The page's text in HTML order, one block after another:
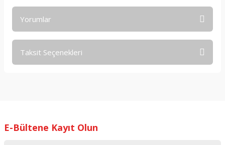
Yorumlar
Taksit Seçenekleri
E-Bültene Kayıt Olun